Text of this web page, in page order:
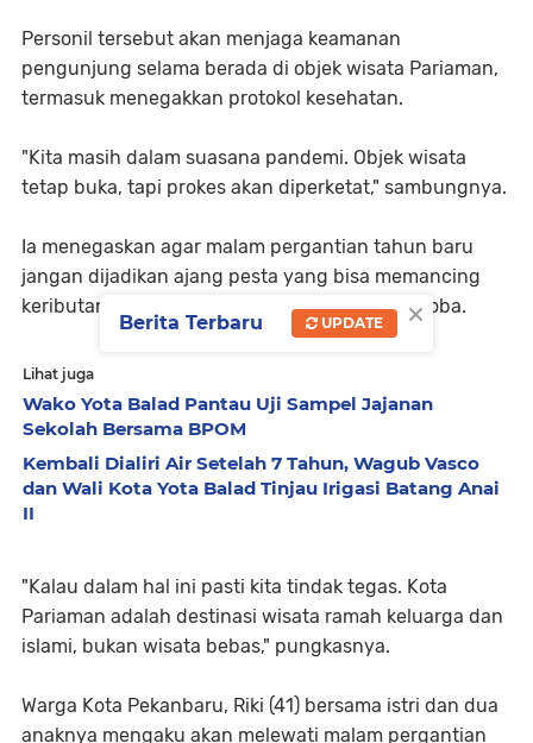
Personil tersebut akan menjaga keamanan
pengunjung selama berada di objek wisata Pariaman,
termasuk menegakkan protokol kesehatan.
"Kita masih dalam suasana pandemi. Objek wisata
tetap buka, tapi prokes akan diperketat," sambungnya.
Ia menegaskan agar malam pergantian tahun baru
jangan dijadikan ajang pesta yang bisa memancing
keributan, apalagi ajang pesta miras dan narkoba.
Lihat juga
Wako Yota Balad Pantau Uji Sampel Jajanan
Sekolah Bersama BPOM
Kembali Dialiri Air Setelah 7 Tahun, Wagub Vasco
dan Wali Kota Yota Balad Tinjau Irigasi Batang Anai
II
"Kalau dalam hal ini pasti kita tindak tegas. Kota
Pariaman adalah destinasi wisata ramah keluarga dan
islami, bukan wisata bebas," pungkasnya.
Warga Kota Pekanbaru, Riki (41) bersama istri dan dua
anaknya mengaku akan melewati malam pergantian
×
Berita Terbaru UPDATE